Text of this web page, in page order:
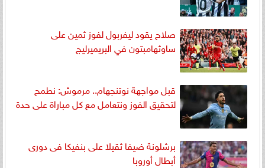
صلاح يقود ليفربول لفوز ثمين على
ساوثهامبتون في البريميرليج
قبل مواجهة نوتنجهام.. مرموش: نطمح
لتحقيق الفوز ونتعامل مع كل مباراة على حدة
برشلونة ضيفا ثقيلا على بنفيكا فى دورى
أبطال أوروبا